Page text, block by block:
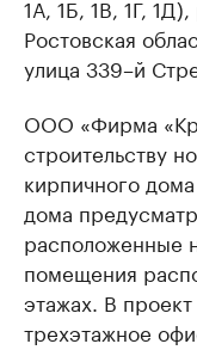
1А, 1Б, 1В, 1Г,
Ростовская
улица 339–й
ООО «Фирма
строительству
кирпичного
дома
расположенные
помещения
этажах. В
трехэтажное